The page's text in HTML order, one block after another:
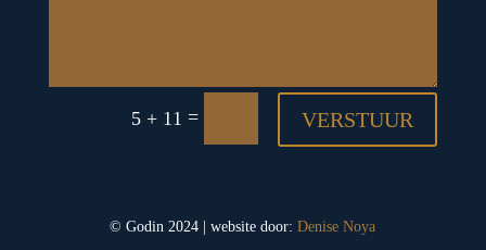
5 + 11 = VERSTUUR
© Godin 2024 | website door:Denise Noya